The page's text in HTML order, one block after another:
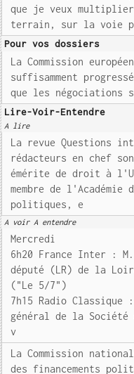
que je veux
terrain, sur la voie
Pour vos dossiers
La Commission
suffisamment
que les
Lire-Voir-Entendre
A lire
La revue Questions
rédacteurs en chef
émérite de droit à
membre de l'Académie
politiques, e
A voir A entendre
Mercredi
6h20 France Inter : M.
député (LR) de la
("Le 5/7")
7h15 Radio
général de la Société
v
La Commission
des financements